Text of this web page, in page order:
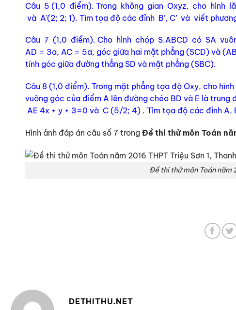
Câu 5 (1,0 điểm). Trong không gian Oxyz, cho hình
và A'(2; 2; 1). Tìm tọa độ các đỉnh B’, C’ và viết
Câu 7 (1,0 điểm). Cho hình chóp S.ABCD có SA
AD = 3a, AC = 5a, góc giữa hai mặt phẳng (SCD) và
tính góc giữa đường thẳng SD và mặt phẳng (SBC).
Câu 8 (1,0 điểm). Trong mặt phẳng tọa độ Oxy, cho
vuông góc của điểm A lên đường chéo BD và E là
AE 4x + y + 3=0 và C (5/2; 4) . Tìm tọa độ các đỉnh A,
Hình ảnh đáp án câu số 7 trong Đề thi thử môn Toán
Đề thi thử môn Toán năm
DETHITHU.NET